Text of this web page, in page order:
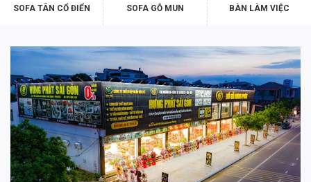
SOFA TÂN CỔ ĐIỂN SOFA GỖ MUN BÀN LÀM VIỆC